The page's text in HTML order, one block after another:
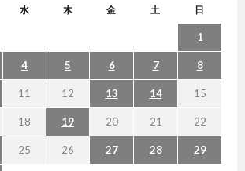
水 木 金 土 日
1
4 5 6 7 8
11 12 13 14 15
18 19 20 21 22
25 26 27 28 29